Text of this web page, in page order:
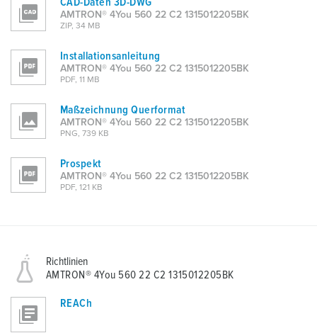
h
l
AMTRON® 4You 560 22 C2 1315012205BK
ZIP, 34 MB
Installationsanleitung
AMTRON® 4You 560 22 C2 1315012205BK
PDF, 11 MB
Maßzeichnung Querformat
AMTRON® 4You 560 22 C2 1315012205BK
PNG, 739 KB
Prospekt
AMTRON® 4You 560 22 C2 1315012205BK
PDF, 121 KB
Richtlinien
AMTRON® 4You 560 22 C2 1315012205BK
REACh